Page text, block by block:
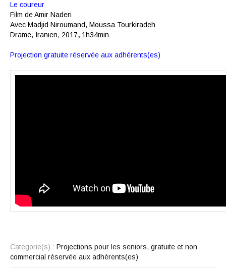
Le coureur
Film deAmir Naderi
Avec Madjid Niroumand, Moussa Tourkiradeh
Drame, Iranien, 2017, 1h34min
Projection gratuite réservée aux adhérents(es)
Categorie(s) : Projections pour les seniors, gratuite et non
commercial réservée aux adhérents(es)